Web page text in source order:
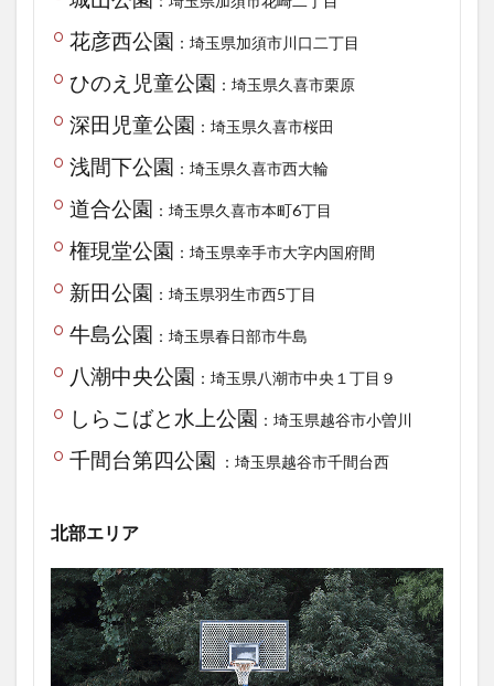
花彦西公園 ：埼玉県加須市川口二丁目
ひのえ児童公園 ：埼玉県久喜市栗原
深田児童公園 ：埼玉県久喜市桜田
浅間下公園 ：埼玉県久喜市西大輪
道合公園 ：埼玉県久喜市本町6丁目
権現堂公園 ：埼玉県幸手市大字内国府間
新田公園 ：埼玉県羽生市西5丁目
牛島公園 ：埼玉県春日部市牛島
八潮中央公園 ：埼玉県八潮市中央１丁目９
しらこばと水上公園 ：埼玉県越谷市小曽川
千間台第四公園 ：埼玉県越谷市千間台西
北部エリア